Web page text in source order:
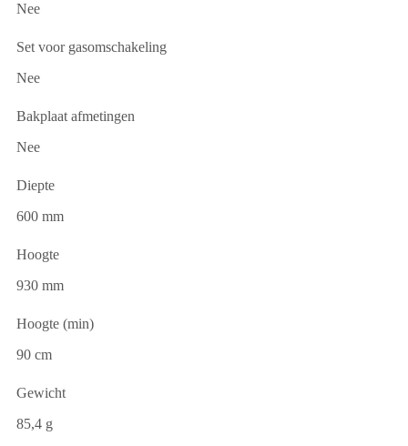
Nee
Set voor gasomschakeling
Nee
Bakplaat afmetingen
Nee
Diepte
600 mm
Hoogte
930 mm
Hoogte (min)
90 cm
Gewicht
85,4 g